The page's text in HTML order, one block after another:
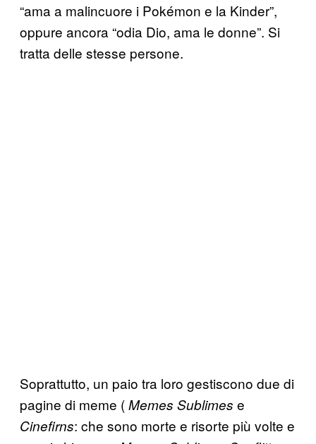
“ama a malincuore i Pokémon e la Kinder”,
oppure ancora “odia Dio, ama le donne”. Si
tratta delle stesse persone.
Soprattutto, un paio tra loro gestiscono due di
pagine di meme (Memes Sublimes e
Cinefirns: che sono morte e risorte più volte e